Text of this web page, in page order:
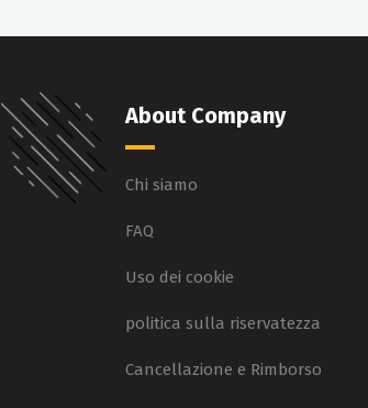
About Company
Chi siamo
FAQ
Uso dei cookie
politica sulla riservatezza
Cancellazione e Rimborso